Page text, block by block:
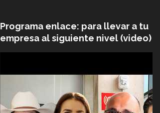
Programa enlace: para llevar a tu
empresa al siguiente nivel (video)